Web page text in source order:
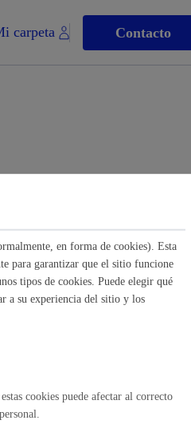
carpeta Contacto
y urbanismo
Buscar
en forma de cookies). Esta
para garantizar que el sitio funcione
tipos de cookies. Puede elegir qué
a su experiencia del sitio y los
cookies puede afectar al correcto